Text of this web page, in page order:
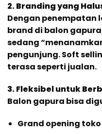
2. Branding yang
Dengan penempatan
brand di balon
sedang
pengunjung. Soft
terasa seperti jualan.
3. Fleksibel untuk
Balon gapura bisa
Grand opening toko